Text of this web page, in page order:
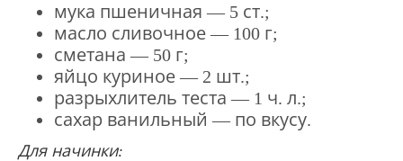
мука пшеничная — 5 ст.;
масло сливочное — 100 г;
сметана — 50 г;
яйцо куриное — 2 шт.;
разрыхлитель теста — 1 ч. л.;
сахар ванильный — по вкусу.
Для начинки: